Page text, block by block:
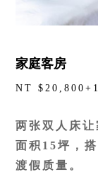
家庭客房
NT
两张双人床
面积15坪，
渡假质量。